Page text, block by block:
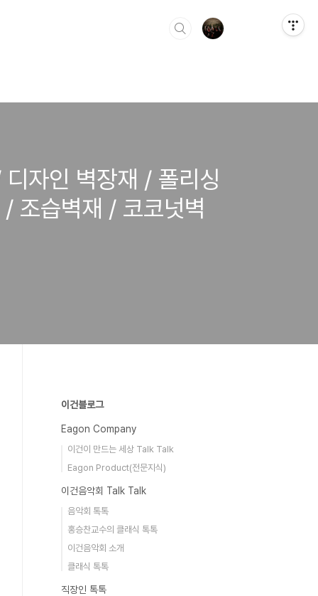
자인 벽장재 / 폴리싱
조습벽재 / 코코넛벽
이건블로그
Eagon Company
이건이 만드는 세상 Talk Talk
Eagon Product(전문지식)
이건음악회 Talk Talk
음악회 톡톡
홍승찬교수의 클래식 톡톡
이건음악회 소개
클래식 톡톡
직장인 톡톡